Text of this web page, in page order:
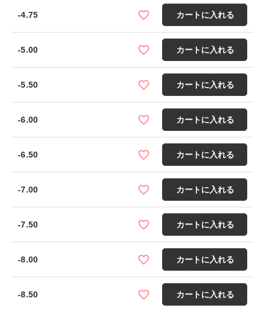
-4.75 カートに入れる
-5.00 カートに入れる
-5.50 カートに入れる
-6.00 カートに入れる
-6.50 カートに入れる
-7.00 カートに入れる
-7.50 カートに入れる
-8.00 カートに入れる
-8.50 カートに入れる